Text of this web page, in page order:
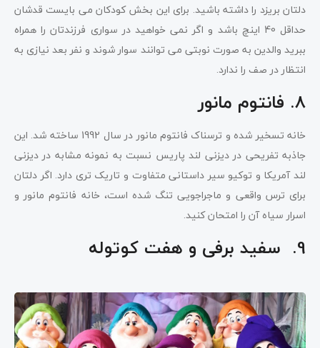
دلتان بریزد را داشته باشید. برای این بخش کودکان می بایست قدشان
حداقل 40 اینچ باشد و اگر نمی خواهید در سواری فرزندتان را همراه
ببرید والدین به صورت نوبتی می توانند سوار شوند و نفر بعد نیازی به
انتظار در صف را ندارد.
8. فانتوم مانور
خانه تسخیر شده و ترسناک فانتوم مانور در سال 1992 ساخته شد. این
جاذبه تفریحی در دیزنی لند پاریس نسبت به نمونه مشابه در دیزنی
لند آمریکا و توکیو سیر داستانی متفاوت و تاریک تری دارد. اگر دلتان
برای ترس واقعی و ماجراجویی تنگ شده است، خانه فانتوم مانور و
اسرار سیاه آن را امتحان کنید.
9. سفید برفی و هفت کوتوله